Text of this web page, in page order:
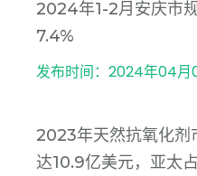
2024年1-2月安庆市
7.4%
发布时间：2024年04月
2023年天然抗氧化剂
达10.9亿美元，亚太